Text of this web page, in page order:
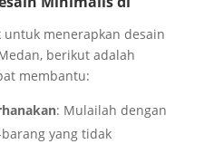
menerapkan desain
berikut adalah
membantu:
: Mulailah dengan
yang tidak